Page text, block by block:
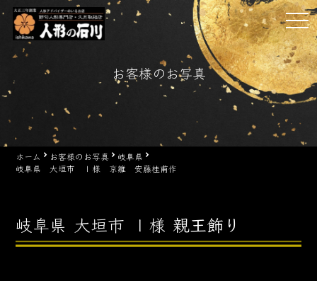
Skip
content
お客様のお写真
ホーム お客様のお写真
岐阜県
岐阜県 大垣市 Ｉ様 京雛 安藤桂甫作
岐阜県 大垣市 Ｉ様 親王飾り